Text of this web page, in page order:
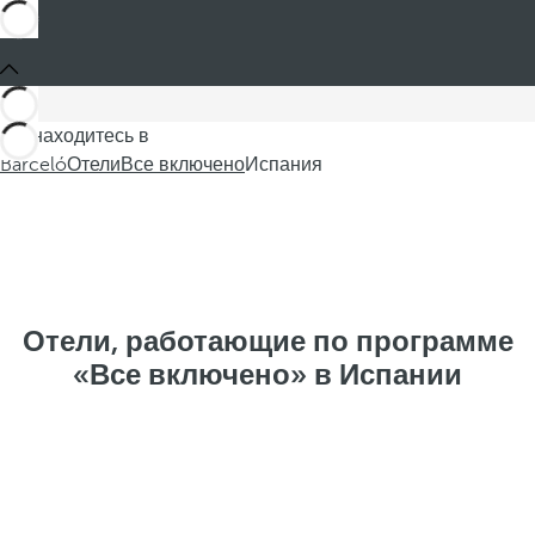
Вы находитесь в
BarcelóОтелиВсе включеноИспания
Отели, работающие по программе
«Все включено» в Испании